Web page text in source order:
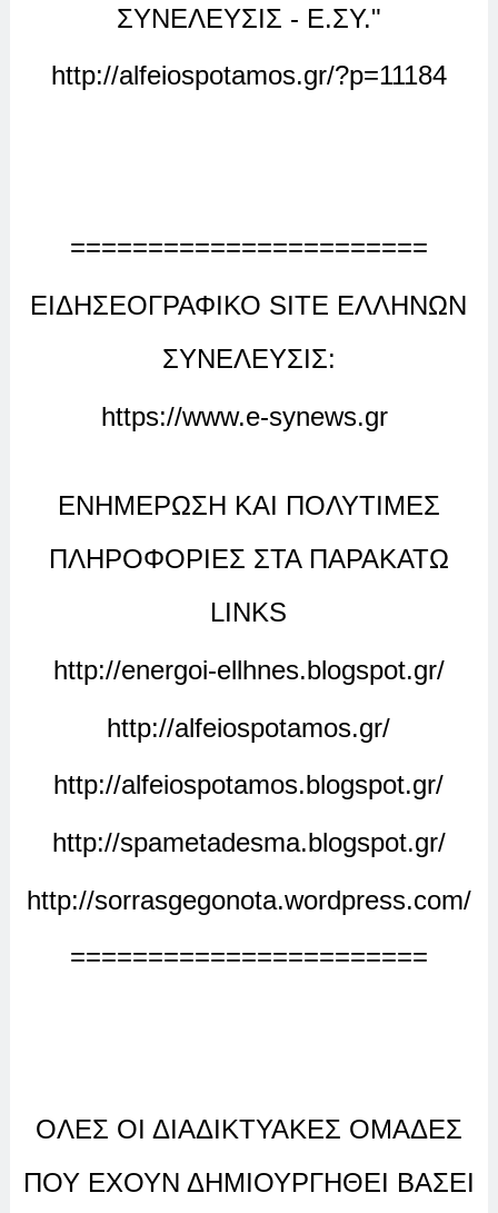
ΣΥΝΕΛΕΥΣΙΣ - Ε.ΣΥ."
http://alfeiospotamos.gr/?p=11184
=======================
ΕΙΔΗΣΕΟΓΡΑΦΙΚΟ SITE ΕΛΛΗΝΩΝ
ΣΥΝΕΛΕΥΣΙΣ:
https://www.e-synews.gr
ΕΝΗΜΕΡΩΣΗ ΚΑΙ ΠΟΛΥΤΙΜΕΣ
ΠΛΗΡΟΦΟΡΙΕΣ ΣΤΑ ΠΑΡΑΚΑΤΩ
LINKS
http://energoi-ellhnes.blogspot.gr/
http://alfeiospotamos.gr/
http://alfeiospotamos.blogspot.gr/
http://spametadesma.blogspot.gr/
http://sorrasgegonota.wordpress.com/
=======================
ΟΛΕΣ ΟΙ ΔΙΑΔΙΚΤΥΑΚΕΣ ΟΜΑΔΕΣ
ΠΟΥ ΕΧΟΥΝ ΔΗΜΙΟΥΡΓΗΘΕΙ ΒΑΣΕΙ